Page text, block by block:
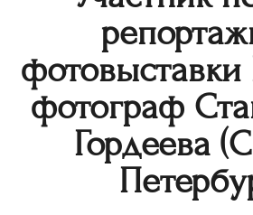
фотовыставки
фотограф
Гордеева